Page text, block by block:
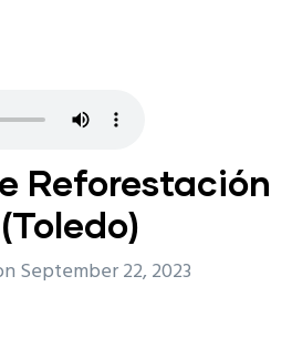
Reforestación
September 22, 2023